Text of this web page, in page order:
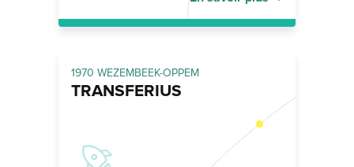
1970 WEZEMBEEK-OPPEM
TRANSFERIUS